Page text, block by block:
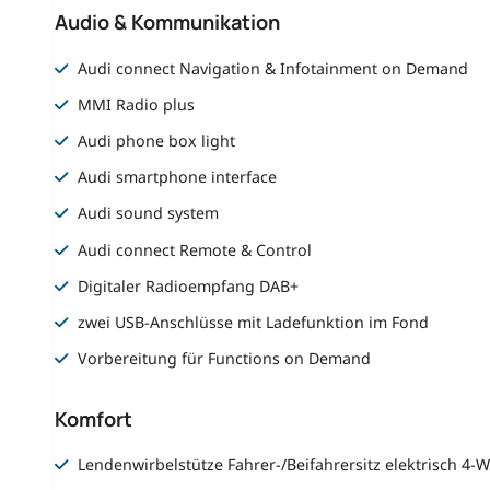
Audio & Kommunikation
Audi connect Navigation & Infotainment on Demand
MMI Radio plus
Audi phone box light
Audi smartphone interface
Audi sound system
Audi connect Remote & Control
Digitaler Radioempfang DAB+
zwei USB-Anschlüsse mit Ladefunktion im Fond
Vorbereitung für Functions on Demand
Komfort
Lendenwirbelstütze Fahrer-/Beifahrersitz elektrisch 4-